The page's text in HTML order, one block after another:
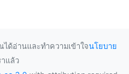
ด้อ่านและทำความเข้าใจนโยบาย
าแล้ว